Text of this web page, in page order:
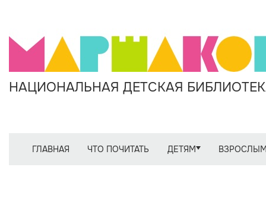
НАЦИОНАЛЬНАЯ ДЕТСКАЯ
ГЛАВНАЯ ЧТО ПОЧИТАТЬ ДЕТЯМ